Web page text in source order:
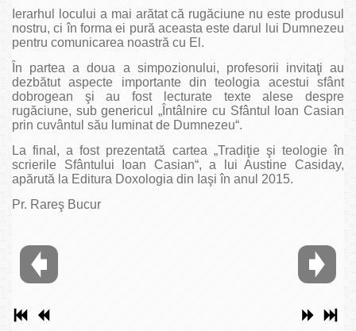
Ierarhul locului a mai arătat că rugăciune nu este produsul
nostru, ci în forma ei pură aceasta este darul lui Dumnezeu
pentru comunicarea noastră cu El.
În partea a doua a simpozionului, profesorii invitaţi au
dezbătut aspecte importante din teologia acestui sfânt
dobrogean şi au fost lecturate texte alese despre
rugăciune, sub genericul „Întâlnire cu Sfântul Ioan Casian
prin cuvântul său luminat de Dumnezeu“.
La final, a fost prezentată cartea „Tradiţie şi teologie în
scrierile Sfântului Ioan Casian“, a lui Austine Casiday,
apărută la Editura Doxologia din Iaşi în anul 2015.
Pr. Rareş Bucur